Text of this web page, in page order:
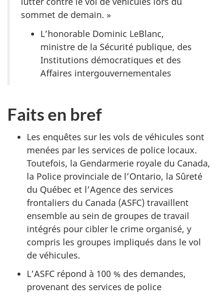
sommet de demain. »
L’honorable Dominic LeBlanc,
ministre de la Sécurité publique, des
Institutions démocratiques et des
Affaires intergouvernementales
Faits en bref
Les enquêtes sur les vols de véhicules sont
menées par les services de police locaux.
Toutefois, la Gendarmerie royale du Canada,
la Police provinciale de l’Ontario, la Sûreté
du Québec et l’Agence des services
frontaliers du Canada (ASFC) travaillent
ensemble au sein de groupes de travail
intégrés pour cibler le crime organisé, y
compris les groupes impliqués dans le vol
de véhicules.
L’ASFC répond à 100 % des demandes,
provenant des services de police